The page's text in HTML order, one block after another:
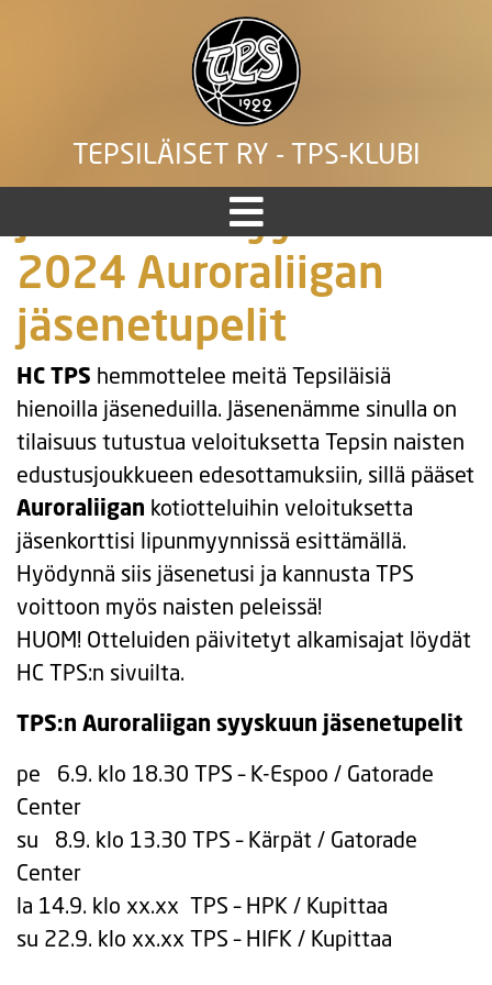
TEPSILÄISET RY - TPS-KLUBI
Jääkiekon syyskuun
2024 Auroraliigan
jäsenetupelit
HC TPS hemmottelee meitä Tepsiläisiä
hienoilla jäseneduilla. Jäsenenämme sinulla on
tilaisuus tutustua veloituksetta Tepsin naisten
edustusjoukkueen edesottamuksiin, sillä pääset
Auroraliigan kotiotteluihin veloituksetta
jäsenkorttisi lipunmyynnissä esittämällä.
Hyödynnä siis jäsenetusi ja kannusta TPS
voittoon myös naisten peleissä!
HUOM! Otteluiden päivitetyt alkamisajat löydät
HC TPS:n sivuilta.
TPS:n Auroraliigan syyskuun jäsenetupelit
pe 6.9. klo 18.30 TPS – K-Espoo / Gatorade
Center
su 8.9. klo 13.30 TPS – Kärpät / Gatorade
Center
la 14.9. klo xx.xx TPS – HPK / Kupittaa
su 22.9. klo xx.xx TPS – HIFK / Kupittaa